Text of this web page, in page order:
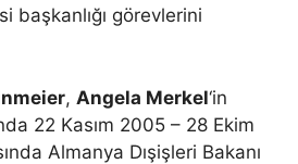
başkanlığı görevlerini
, Angela Merkel‘in
22 Kasım 2005 – 28 Ekim
Almanya Dışişleri Bakanı